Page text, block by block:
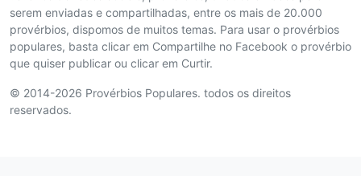
serem enviadas e compartilhadas, entre os mais de 20.000
provérbios, dispomos de muitos temas. Para usar o provérbios
populares, basta clicar em Compartilhe no Facebook o provérbio
que quiser publicar ou clicar em Curtir.
© 2014-2026 Provérbios Populares. todos os direitos
reservados.